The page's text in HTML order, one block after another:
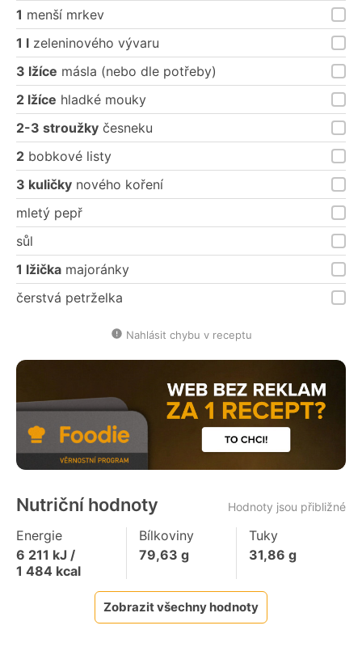
1 menší mrkev
1 l zeleninového vývaru
3 lžíce másla (nebo dle potřeby)
2 lžíce hladké mouky
2-3 stroužky česneku
2 bobkové listy
3 kuličky nového koření
mletý pepř
sůl
1 lžička majoránky
čerstvá petrželka
Nahlásit chybu v receptu
Nutriční hodnoty Hodnoty jsou přibližné
Energie
6 211 kJ /
1 484 kcal
Bílkoviny
79,63 g
Tuky
31,86 g
Zobrazit všechny hodnoty